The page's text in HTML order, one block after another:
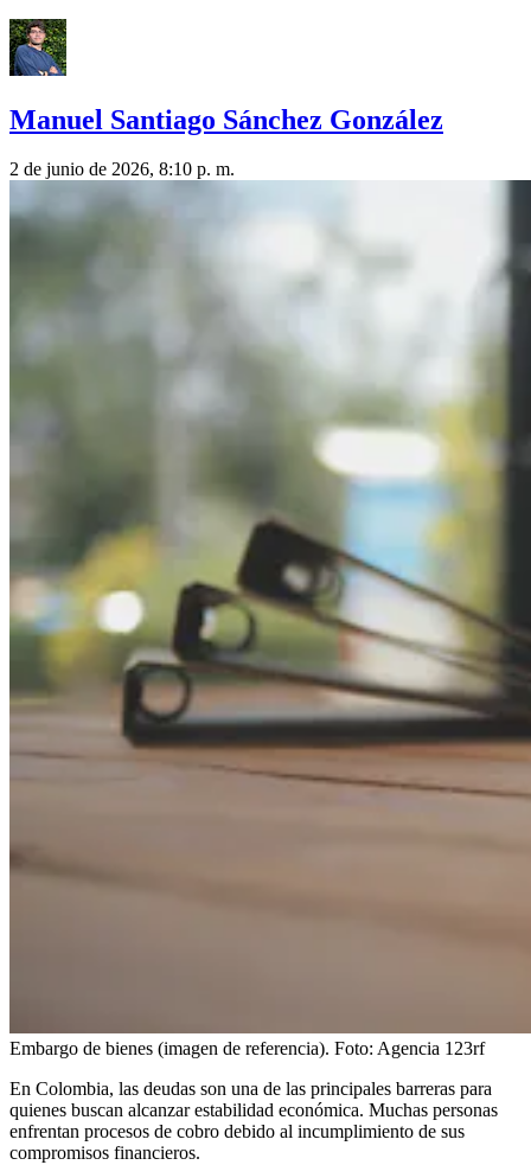
Manuel Santiago Sánchez González
2 de junio de 2026, 8:10 p. m.
Embargo de bienes (imagen de referencia). Foto: Agencia 123rf
En Colombia, las deudas son una de las principales barreras para
quienes buscan alcanzar estabilidad económica. Muchas personas
enfrentan procesos de cobro debido al incumplimiento de sus
compromisos financieros.